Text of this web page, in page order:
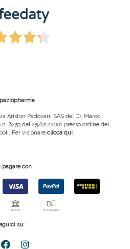
Ariston Padovani SAS del Dr. Marco
6253 del 25/01/2001 presso ordine dei
Per visionare clicca qui.
pagare con
su: